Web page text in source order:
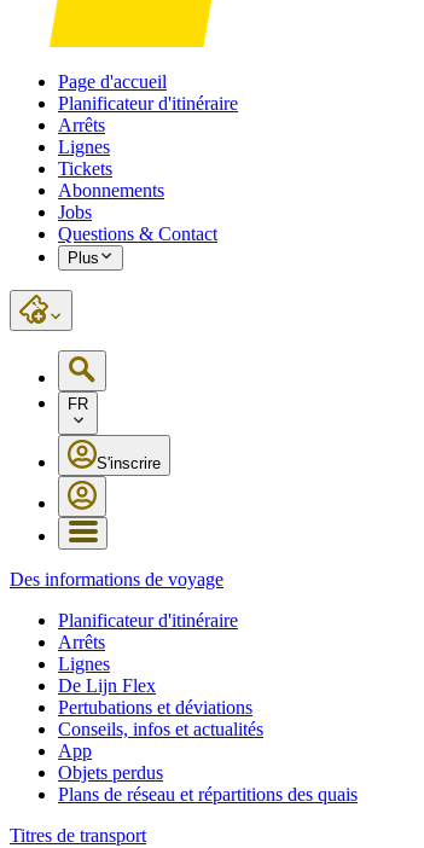
Page d'accueil
Planificateur d'itinéraire
Arrêts
Lignes
Tickets
Abonnements
Jobs
Questions & Contact
Plus
FR
S'inscrire
Des informations de voyage
Planificateur d'itinéraire
Arrêts
Lignes
De Lijn Flex
Pertubations et déviations
Conseils, infos et actualités
App
Objets perdus
Plans de réseau et répartitions des quais
Titres de transport